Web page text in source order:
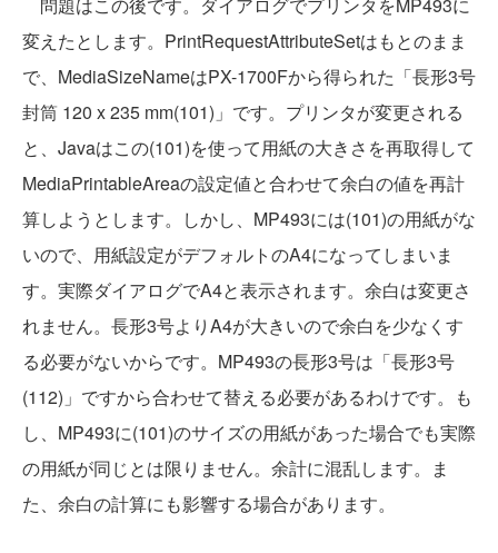
変えたとします。PrintRequestAttributeSetはもとのまま
で、MediaSizeNameはPX-1700Fから得られた「長形3号
封筒 120 x 235 mm(101)」です。プリンタが変更される
と、Javaはこの(101)を使って用紙の大きさを再取得して
MediaPrintableAreaの設定値と合わせて余白の値を再計
算しようとします。しかし、MP493には(101)の用紙がな
いので、用紙設定がデフォルトのA4になってしまいま
す。実際ダイアログでA4と表示されます。余白は変更さ
れません。長形3号よりA4が大きいので余白を少なくす
る必要がないからです。MP493の長形3号は「長形3号
(112)」ですから合わせて替える必要があるわけです。も
し、MP493に(101)のサイズの用紙があった場合でも実際
の用紙が同じとは限りません。余計に混乱します。ま
た、余白の計算にも影響する場合があります。